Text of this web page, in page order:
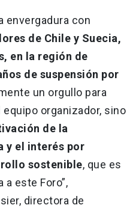
envergadura con
de Chile y Suecia,
en la región de
de suspensión por
un orgullo para
organizador, sino
de la
y el interés por
sostenible, que es
a este Foro”,
directora de